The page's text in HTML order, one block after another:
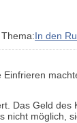
In den
Das Geld
nicht möglich,